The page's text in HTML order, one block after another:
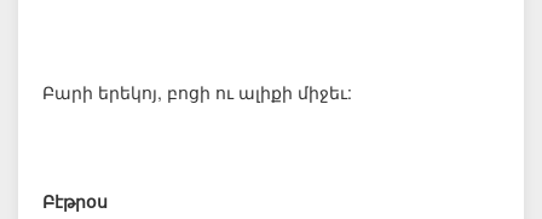
Բարի երեկոյ, բոցի ու ալիքի միջեւ:
Բէթրօս